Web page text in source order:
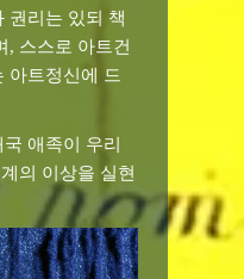
권리는 있되 책
, 스스로 아트건
아트정신에 드
애족이 우리
의 이상을 실현